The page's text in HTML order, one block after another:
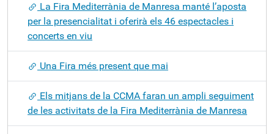
La Fira Mediterrània de Manresa manté l’aposta
per la presencialitat i oferirà els 46 espectacles i
concerts en viu
Una Fira més present que mai
Els mitjans de la CCMA faran un ampli seguiment
de les activitats de la Fira Mediterrània de Manresa